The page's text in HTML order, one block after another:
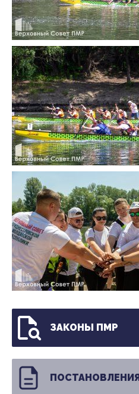
ЗАКОНЫ ПМР
ПОСТАНОВЛЕНИЯ